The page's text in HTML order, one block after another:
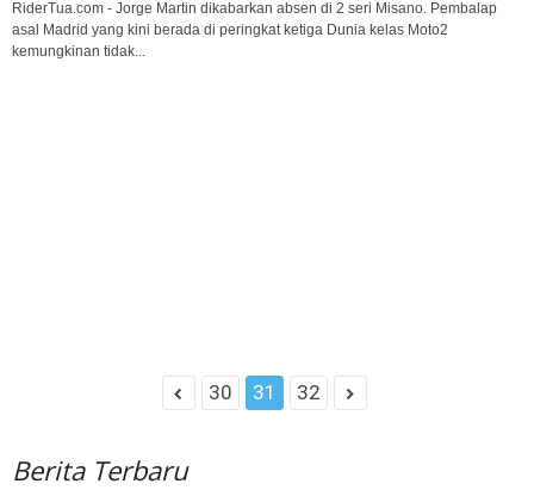
RiderTua.com - Jorge Martin dikabarkan absen di 2 seri Misano. Pembalap
asal Madrid yang kini berada di peringkat ketiga Dunia kelas Moto2
kemungkinan tidak...
30 31 32
Berita Terbaru